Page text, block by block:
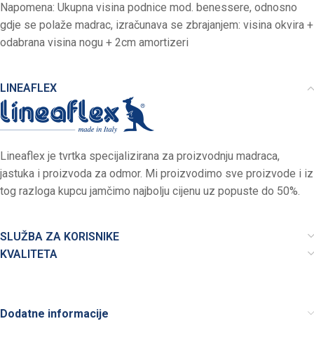
Napomena: Ukupna visina podnice mod. benessere, odnosno
gdje se polaže madrac, izračunava se zbrajanjem: visina okvira +
odabrana visina nogu + 2cm amortizeri
LINEAFLEX
Lineaflex je tvrtka specijalizirana za proizvodnju madraca,
jastuka i proizvoda za odmor. Mi proizvodimo sve proizvode i iz
tog razloga kupcu jamčimo najbolju cijenu uz popuste do 50%.
SLUŽBA ZA KORISNIKE
KVALITETA
Dodatne informacije